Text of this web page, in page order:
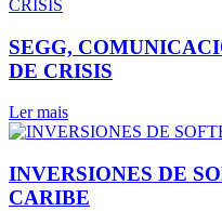
SEGG,
DE CRISIS
Ler mais
INVERSIONES DE
CARIBE